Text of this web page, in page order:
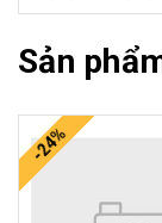
Sản
-24%